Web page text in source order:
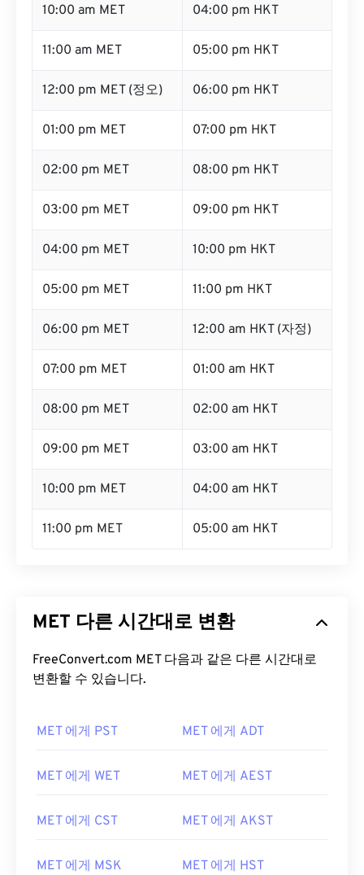
10:00 am MET 04:00 pm HKT
11:00 am MET 05:00 pm HKT
12:00 pm MET (정오) 06:00 pm HKT
01:00 pm MET 07:00 pm HKT
02:00 pm MET 08:00 pm HKT
03:00 pm MET 09:00 pm HKT
04:00 pm MET 10:00 pm HKT
05:00 pm MET 11:00 pm HKT
06:00 pm MET 12:00 am HKT (자정)
07:00 pm MET 01:00 am HKT
08:00 pm MET 02:00 am HKT
09:00 pm MET 03:00 am HKT
10:00 pm MET 04:00 am HKT
11:00 pm MET 05:00 am HKT
MET 다른 시간대로 변환
FreeConvert.com MET 다음과 같은 다른 시간대로
변환할 수 있습니다.
MET 에게 PST MET 에게 ADT
MET 에게 WET MET 에게 AEST
MET 에게 CST MET 에게 AKST
MET 에게 MSK MET 에게 HST